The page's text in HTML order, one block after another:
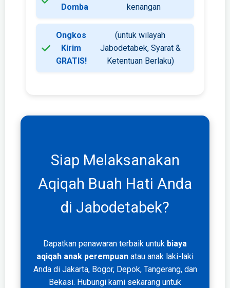
Domba
kenangan
Ongkos
Kirim
GRATIS!
(untuk wilayah
Jabodetabek, Syarat &
Ketentuan Berlaku)
Siap Melaksanakan
Aqiqah Buah Hati Anda
di Jabodetabek?
Dapatkan penawaran terbaik untuk biaya
aqiqah anak perempuan atau anak laki-laki
Anda di Jakarta, Bogor, Depok, Tangerang, dan
Bekasi. Hubungi kami sekarang untuk